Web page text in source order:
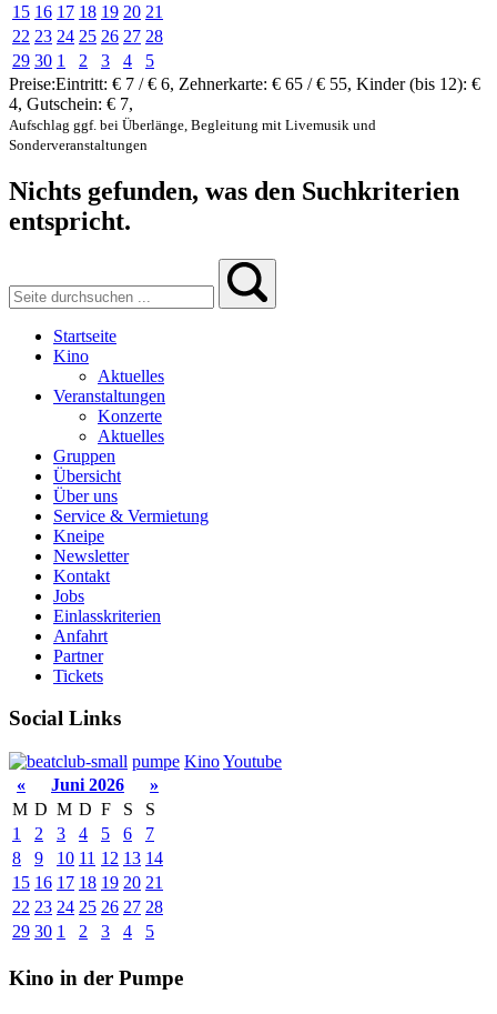
15 16 17 18 19 20 21
22 23 24 25 26 27 28
29 30 1 2 3 4
5
Preise:Eintritt: € 7 / € 6, Zehnerkarte: € 65 / € 55, Kinder (bis 12): €
4, Gutschein: € 7,
Aufschlag ggf. bei Überlänge, Begleitung mit Livemusik und
Sonderveranstaltungen
Nichts gefunden, was den Suchkriterien
entspricht.
Startseite
Kino
Aktuelles
Veranstaltungen
Konzerte
Aktuelles
Gruppen
Übersicht
Über uns
Service & Vermietung
Kneipe
Newsletter
Kontakt
Jobs
Einlasskriterien
Anfahrt
Partner
Tickets
Social Links
pumpe KinoYoutube
«
Juni 2026
»
M D M D F S
S
1
2 3 4 5 6
7
8
9 10 11 12 13 14
15 16 17 18 19 20 21
22 23 24 25 26 27 28
29 30 1 2 3 4 5
Kino in der Pumpe